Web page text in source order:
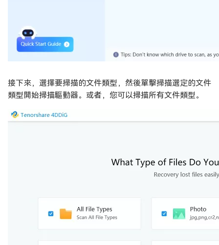
接下來，選擇要掃描的文件類型，然後單擊掃描選定的文件
類型開始掃描驅動器。或者，您可以掃描所有文件類型。